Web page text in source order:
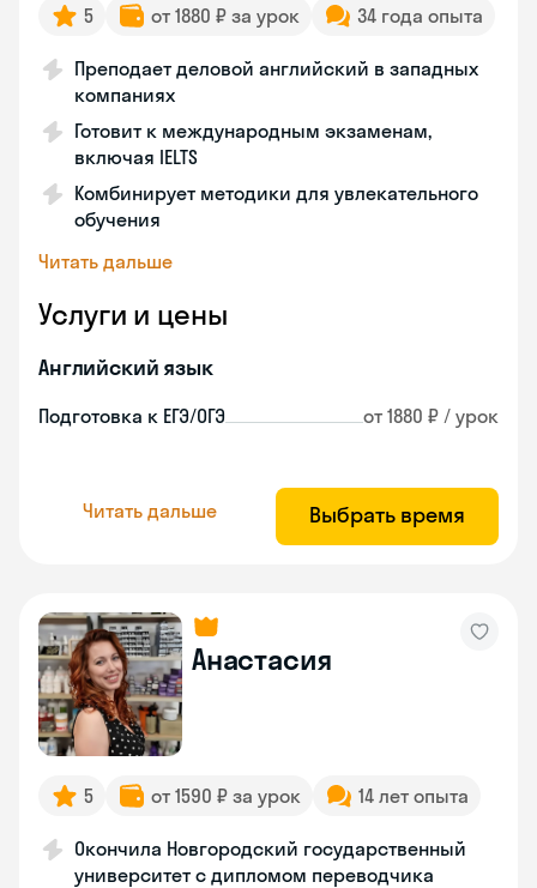
5 от 1880 ₽ за урок 34 года опыта
Преподает деловой английский в западных
компаниях
Готовит к международным экзаменам,
включая IELTS
Комбинирует методики для увлекательного
обучения
Читать дальше
Услуги и цены
Английский язык
Подготовка к ЕГЭ/ОГЭ от 1880 ₽ / урок
Читать дальше Выбрать время
Анастасия
5 от 1590 ₽ за урок 14 лет опыта
Окончила Новгородский государственный
университет с дипломом переводчика